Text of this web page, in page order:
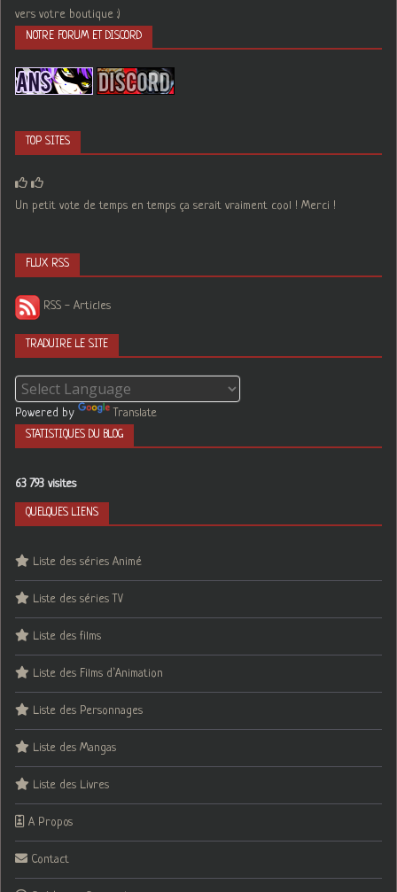
vers votre boutique :)
NOTRE FORUM ET DISCORD
TOP SITES
Un petit vote de temps en temps ça serait vraiment cool ! Merci !
FLUX RSS
RSS - Articles
TRADUIRE LE SITE
Powered by Translate
STATISTIQUES DU BLOG
63 793 visites
QUELQUES LIENS
Liste des séries Animé
Liste des séries TV
Liste des films
Liste des Films d’Animation
Liste des Personnages
Liste des Mangas
Liste des Livres
A Propos
Contact